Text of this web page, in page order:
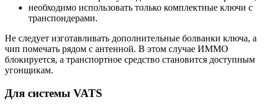
необходимо использовать только комплектные ключи с
транспондерами.
Не следует изготавливать дополнительные болванки ключа, а
чип помечать рядом с антенной. В этом случае ИММО
блокируется, а транспортное средство становится доступным
угонщикам.
Для системы VATS